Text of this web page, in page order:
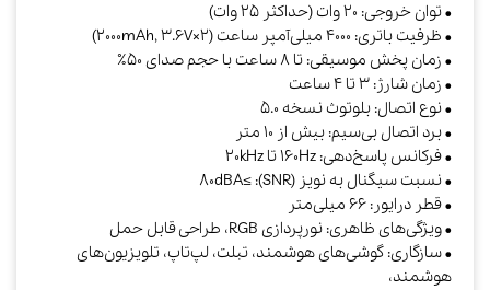
• توان خروجی: 20 وات (حداکثر 25 وات)
• ظرفیت باتری: 4000 میلی‌آمپر ساعت (2×2000mAh, 3.6V)
• زمان پخش موسیقی: تا 8 ساعت با حجم صدای 50٪
• زمان شارژ: 3 تا 4 ساعت
• نوع اتصال: بلوتوث نسخه 5.0
• برد اتصال بی‌سیم: بیش از 10 متر
• فرکانس پاسخ‌دهی: 160Hz تا 20kHz
• نسبت سیگنال به نویز (SNR): ≥80dBA
• قطر درایور: 66 میلی‌متر
• ویژگی‌های ظاهری: نورپردازی RGB، طراحی قابل حمل
• سازگاری: گوشی‌های هوشمند، تبلت، لپ‌تاپ، تلویزیون‌های
هوشمند،